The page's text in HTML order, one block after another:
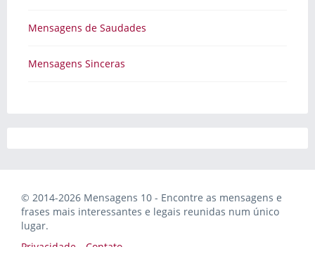
Mensagens de Saudades
Mensagens Sinceras
© 2014-2026 Mensagens 10 - Encontre as mensagens e
frases mais interessantes e legais reunidas num único
lugar.
Privacidade
Contato